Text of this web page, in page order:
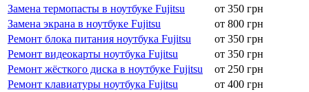
Замена термопасты в ноутбуке Fujitsu
от 350 грн
Замена экрана в ноутбуке Fujitsu
от 800 грн
Ремонт блока питания ноутбука Fujitsu
от 350 грн
Ремонт видеокарты ноутбука Fujitsu
от 350 грн
Ремонт жёсткого диска в ноутбуке Fujitsu
от 250 грн
Ремонт клавиатуры ноутбука Fujitsu
от 400 грн